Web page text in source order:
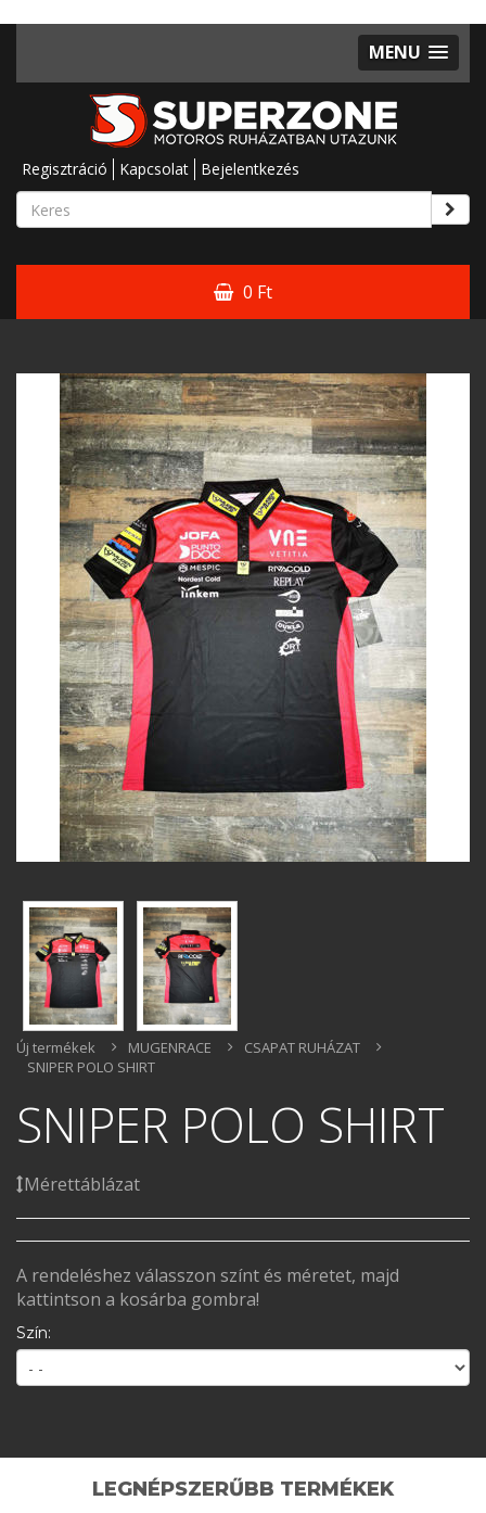
MENU
Regisztráció Kapcsolat Bejelentkezés
0 Ft
Új termékek MUGENRACE
CSAPAT RUHÁZAT
SNIPER POLO SHIRT
SNIPER POLO SHIRT
Mérettáblázat
A rendeléshez válasszon színt és méretet, majd
kattintson a kosárba gombra!
Szín:
LEGNÉPSZERŰBB TERMÉKEK